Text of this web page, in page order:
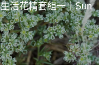
生活花精套組一｜Sun